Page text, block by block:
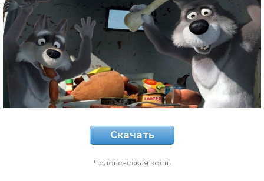
Скачать
Человеческая кость